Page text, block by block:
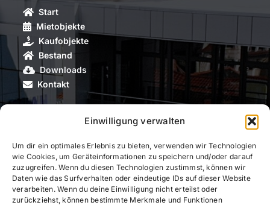
Einwilligung verwalten
Um dir ein optimales Erlebnis zu bieten, verwenden wir Technologien
wie Cookies, um Geräteinformationen zu speichern und/oder darauf
zuzugreifen. Wenn du diesen Technologien zustimmst, können wir
Daten wie das Surfverhalten oder eindeutige IDs auf dieser Website
verarbeiten. Wenn du deine Einwilligung nicht erteilst oder
zurückziehst, können bestimmte Merkmale und Funktionen
Start
Mietobjekte
Kaufobjekte
Bestand
Downloads
Kontakt
Stadt Leinefelde-Worbis
Legendary Ages